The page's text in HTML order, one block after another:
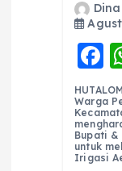
F
a
c
e
b
Warga
Bupati &
untuk
Irigasi